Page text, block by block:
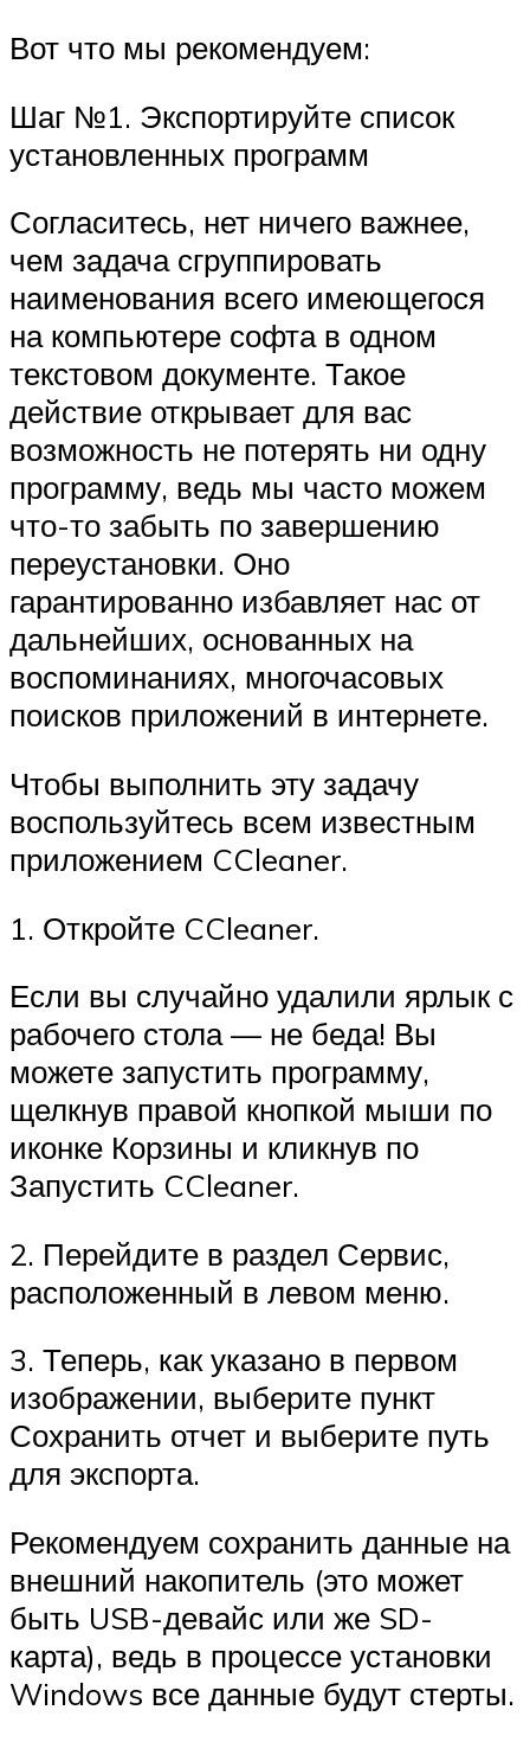
Вот что мы рекомендуем:
Шаг №1. Экспортируйте список
установленных программ
Согласитесь, нет ничего важнее,
чем задача сгруппировать
наименования всего имеющегося
на компьютере софта в одном
текстовом документе. Такое
действие открывает для вас
возможность не потерять ни одну
программу, ведь мы часто можем
что-то забыть по завершению
переустановки. Оно
гарантированно избавляет нас от
дальнейших, основанных на
воспоминаниях, многочасовых
поисков приложений в интернете.
Чтобы выполнить эту задачу
воспользуйтесь всем известным
приложением CCleaner.
1. Откройте CCleaner.
Если вы случайно удалили ярлык с
рабочего стола — не беда! Вы
можете запустить программу,
щелкнув правой кнопкой мыши по
иконке Корзины и кликнув по
Запустить CCleaner.
2. Перейдите в раздел Сервис,
расположенный в левом меню.
3. Теперь, как указано в первом
изображении, выберите пункт
Сохранить отчет и выберите путь
для экспорта.
Рекомендуем сохранить данные на
внешний накопитель (это может
быть USB-девайс или же SD-
карта), ведь в процессе установки
Windows все данные будут стерты.